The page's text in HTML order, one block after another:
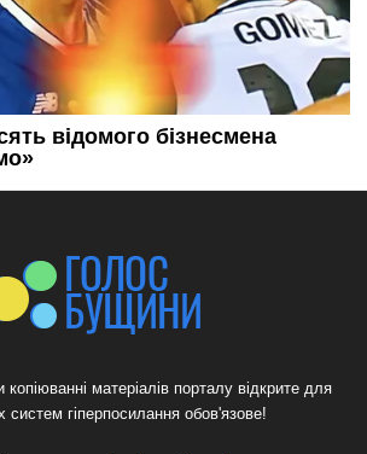
матеріалів порталу відкрите для
систем гіперпосилання обов'язове!